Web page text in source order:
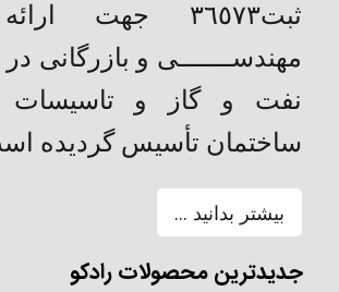
ثبت٣٦٥٧٣ جهت
مهندســـــــی و بازرگانی
نفت و گاز و تاسیسات
ساختمان تأسیس گردیده
بیشتر بدانید ...
جدیدترین محصولات رادکو